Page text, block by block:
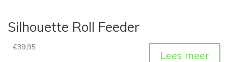
Silhouette Roll Feeder
€39,95
Lees meer